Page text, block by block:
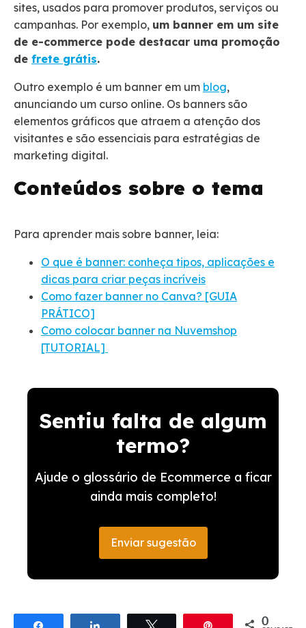
sites, usados para promover produtos, serviços ou
campanhas. Por exemplo, um banner em um site
de e-commerce pode destacar uma promoção
de frete grátis.
Outro exemplo é um banner em um blog,
anunciando um curso online. Os banners são
elementos gráficos que atraem a atenção dos
visitantes e são essenciais para estratégias de
marketing digital.
Conteúdos sobre o tema
Para aprender mais sobre banner, leia:
O que é banner: conheça tipos, aplicações e
dicas para criar peças incríveis
Como fazer banner no Canva? [GUIA
PRÁTICO]
Como colocar banner na Nuvemshop
[TUTORIAL]
Sentiu falta de algum
termo?
Ajude o glossário de Ecommerce a ficar
ainda mais completo!
Enviar sugestão
Compartilhar Compartilhar 0